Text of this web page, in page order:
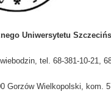
Uniwersytetu
tel. 68-381-10-21,
Gorzów Wielkopolski, kom.